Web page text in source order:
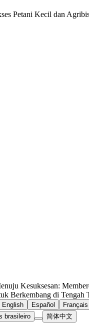
Petani Kecil dan
Kesuksesan:
Berkembang di Tengah
English Español Français
brasileiro 简体中文